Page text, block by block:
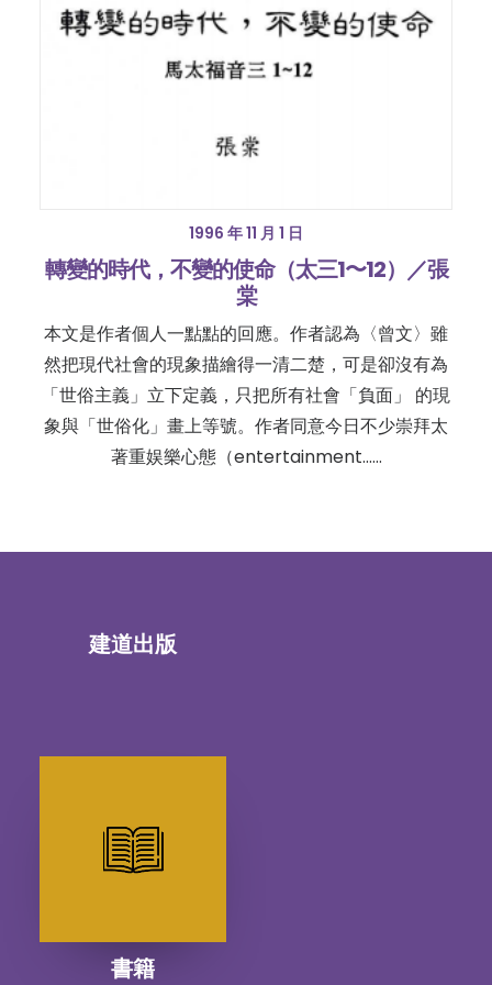
1996 年 11 月 1 日
轉變的時代，不變的使命（太三1〜12）／張
棠
本文是作者個人一點點的回應。作者認為〈曾文〉雖
然把現代社會的現象描繪得一清二楚，可是卻沒有為
「世俗主義」立下定義，只把所有社會「負面」 的現
象與「世俗化」畫上等號。作者同意今日不少崇拜太
著重娱樂心態（entertainment……
建道出版
書籍